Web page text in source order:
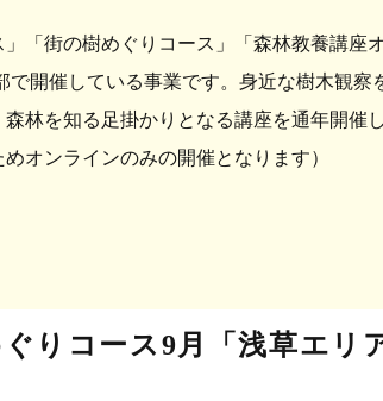
」「街の樹めぐりコース」「森林教養講座
で開催している事業です。身近な樹木観察
林を知る足掛かりとなる講座を通年開催
めオンラインのみの開催となります）
りコース9月「浅草エリ